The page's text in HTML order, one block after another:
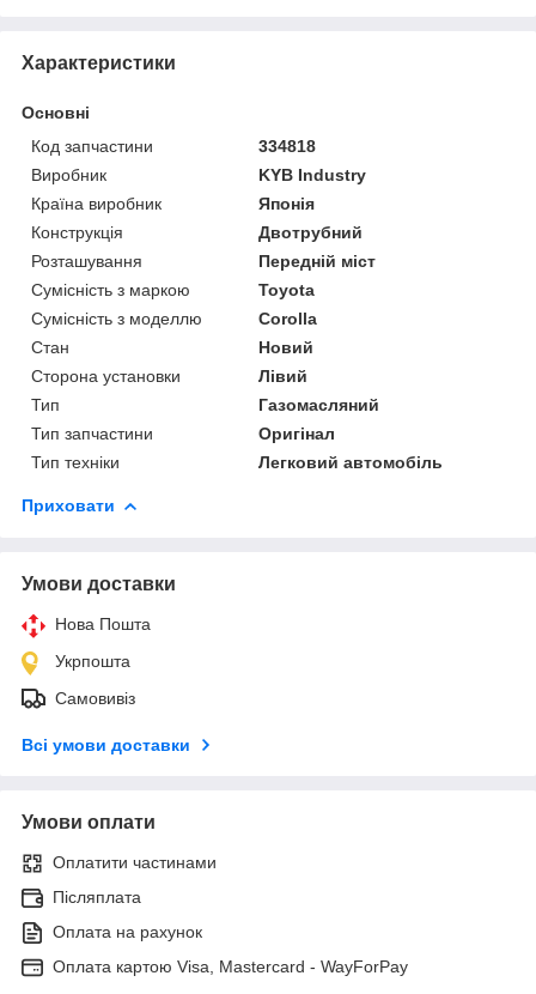
Характеристики
Основні
Код запчастини
334818
Виробник
KYB Industry
Країна виробник
Японія
Конструкція
Двотрубний
Розташування
Передній міст
Сумісність з маркою
Toyota
Сумісність з моделлю
Corolla
Стан
Новий
Сторона установки
Лівий
Тип
Газомасляний
Тип запчастини
Оригінал
Тип техніки
Легковий автомобіль
Приховати
Умови доставки
Нова Пошта
Укрпошта
Самовивіз
Всі умови доставки
Умови оплати
Оплатити частинами
Післяплата
Оплата на рахунок
Оплата картою Visa, Mastercard - WayForPay